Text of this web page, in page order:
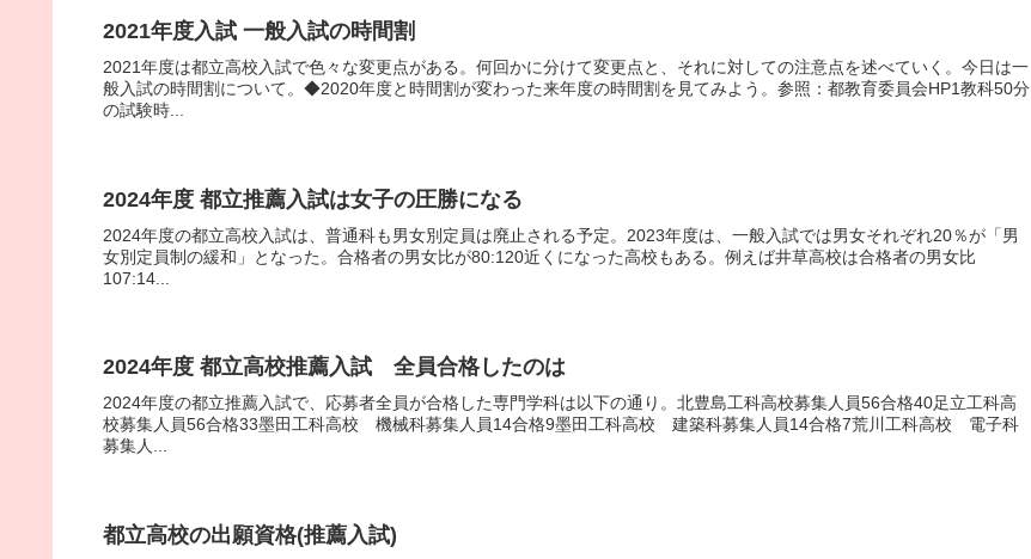
2021年度入試 一般入試の時間割
2021年度は都立高校入試で色々な変更点がある。何回かに分けて変更点と、それに対しての注意点を述べていく。今日は一
般入試の時間割について。◆2020年度と時間割が変わった来年度の時間割を見てみよう。参照：都教育委員会HP1教科50分
の試験時...
2024年度 都立推薦入試は女子の圧勝になる
2024年度の都立高校入試は、普通科も男女別定員は廃止される予定。2023年度は、一般入試では男女それぞれ20％が「男
女別定員制の緩和」となった。合格者の男女比が80:120近くになった高校もある。例えば井草高校は合格者の男女比
107:14...
2024年度 都立高校推薦入試 全員合格したのは
2024年度の都立推薦入試で、応募者全員が合格した専門学科は以下の通り。北豊島工科高校募集人員56合格40足立工科高
校募集人員56合格33墨田工科高校 機械科募集人員14合格9墨田工科高校 建築科募集人員14合格7荒川工科高校 電子科
募集人...
都立高校の出願資格(推薦入試)